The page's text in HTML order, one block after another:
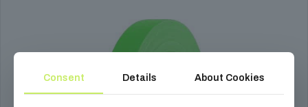
Consent Details About Cookies